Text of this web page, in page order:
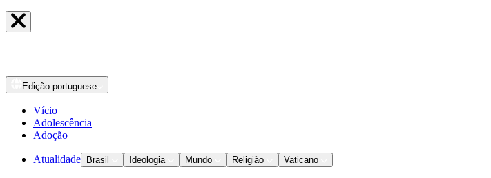
Edição portuguese
Vício
Adolescência
Adoção
Atualidade Brasil Ideologia Mundo Religião Vaticano